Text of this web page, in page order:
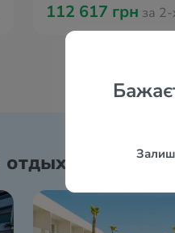
112 617 грн за 2-х с